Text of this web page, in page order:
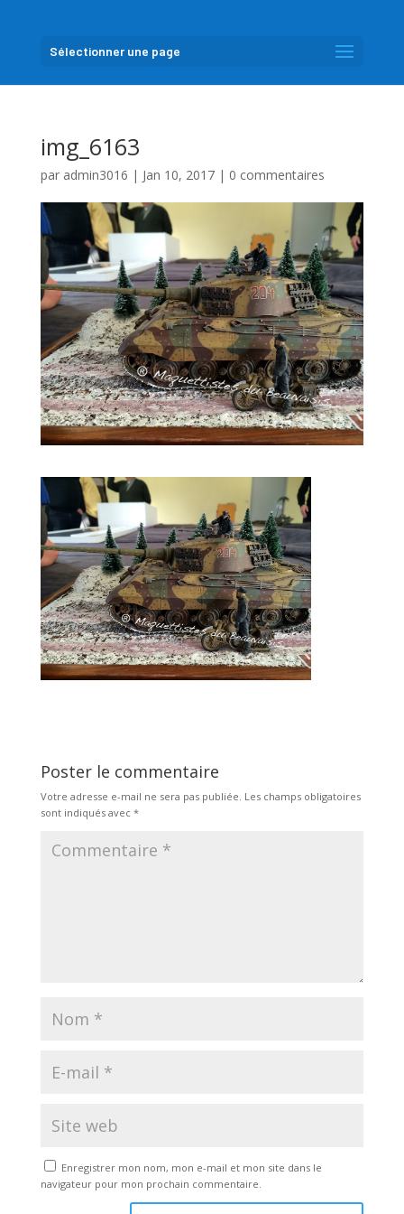
Sélectionner une page
img_6163
par admin3016 | Jan 10, 2017| 0 commentaires
Poster le commentaire
Votre adresse e-mail ne sera pas publiée. Les champs obligatoires
sont indiqués avec *
Enregistrer mon nom, mon e-mail et mon site dans le
navigateur pour mon prochain commentaire.